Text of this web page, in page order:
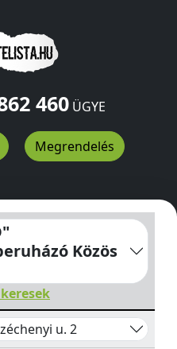
460ÜGYE
Megrendelés
Közös VállalatSzéchenyi
Közös
u. 2